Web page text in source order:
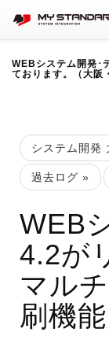
WEBシステム開発･
ております。（大阪
システム開発
過去ログ »
WEB
4.2が
マル
刷機能